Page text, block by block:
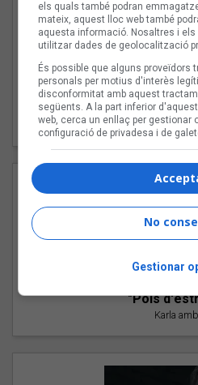
"Les
94 Rules amb
"Pols
Karla
els quals també podran
mateix, aquest lloc web també
aquesta informació. Nosaltres i
utilitzar dades de geolocalització
És possible que alguns proveïdors
personals per motius d'interès
disconformitat amb aquest
següents. A la part inferior
web, cerca un enllaç per gestionar
configuració de privadesa i de
No
Gestionar